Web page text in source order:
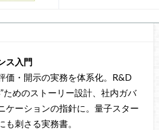
ス入門
価・開示の実務を体系化。R&D
ためのストーリー設計、社内ガバ
ケーションの指針に。量子スター
も刺さる実務書。